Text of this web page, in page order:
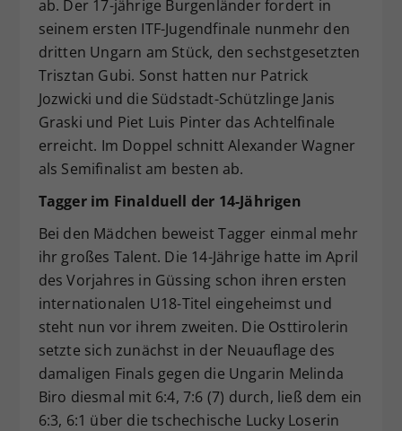
ab. Der 17-jährige Burgenländer fordert in
seinem ersten ITF-Jugendfinale nunmehr den
dritten Ungarn am Stück, den sechstgesetzten
Trisztan Gubi. Sonst hatten nur Patrick
Jozwicki und die Südstadt-Schützlinge Janis
Graski und Piet Luis Pinter das Achtelfinale
erreicht. Im Doppel schnitt Alexander Wagner
als Semifinalist am besten ab.
Tagger im Finalduell der 14-Jährigen
Bei den Mädchen beweist Tagger einmal mehr
ihr großes Talent. Die 14-Jährige hatte im April
des Vorjahres in Güssing schon ihren ersten
internationalen U18-Titel eingeheimst und
steht nun vor ihrem zweiten. Die Osttirolerin
setzte sich zunächst in der Neuauflage des
damaligen Finals gegen die Ungarin Melinda
Biro diesmal mit 6:4, 7:6 (7) durch, ließ dem ein
6:3, 6:1 über die tschechische Lucky Loserin